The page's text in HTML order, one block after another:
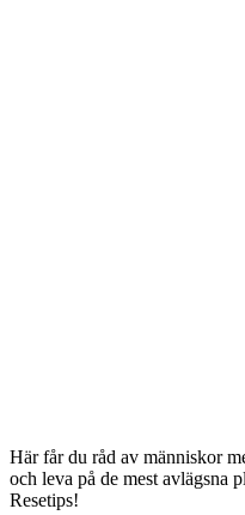
Här får du råd av människor
och leva på de mest avlägsna
Resetips!